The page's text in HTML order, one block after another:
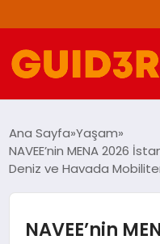
YAŞAM
Ana Sayfa Yaşam
NAVEE’nin MENA 2026
Deniz ve Havada
NAVEE’nin